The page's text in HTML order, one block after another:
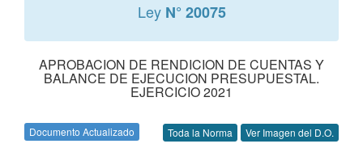
Ley N° 20075
APROBACION DE RENDICION DE CUENTAS Y
BALANCE DE EJECUCION PRESUPUESTAL.
EJERCICIO 2021
Documento Actualizado Toda la Norma Ver Imagen del D.O.